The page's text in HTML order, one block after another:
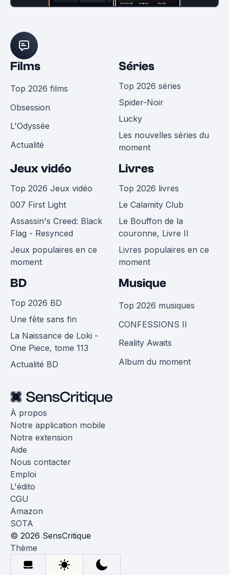
Films
Top 2026 films
Obsession
L'Odyssée
Actualité
Séries
Top 2026 séries
Spider-Noir
Lucky
Les nouvelles séries du
moment
Jeux vidéo
Top 2026 Jeux vidéo
007 First Light
Assassin's Creed: Black
Flag - Resynced
Jeux populaires en ce
moment
Livres
Top 2026 livres
Le Calamity Club
Le Bouffon de la
couronne, Livre II
Livres populaires en ce
moment
BD
Top 2026 BD
Une fête sans fin
La Naissance de Loki -
One Piece, tome 113
Actualité BD
Musique
Top 2026 musiques
CONFESSIONS II
Reality Awaits
Album du moment
À propos
Notre application mobile
Notre extension
Aide
Nous contacter
Emploi
L'édito
CGU
Amazon
SOTA
© 2026 SensCritique
Thème